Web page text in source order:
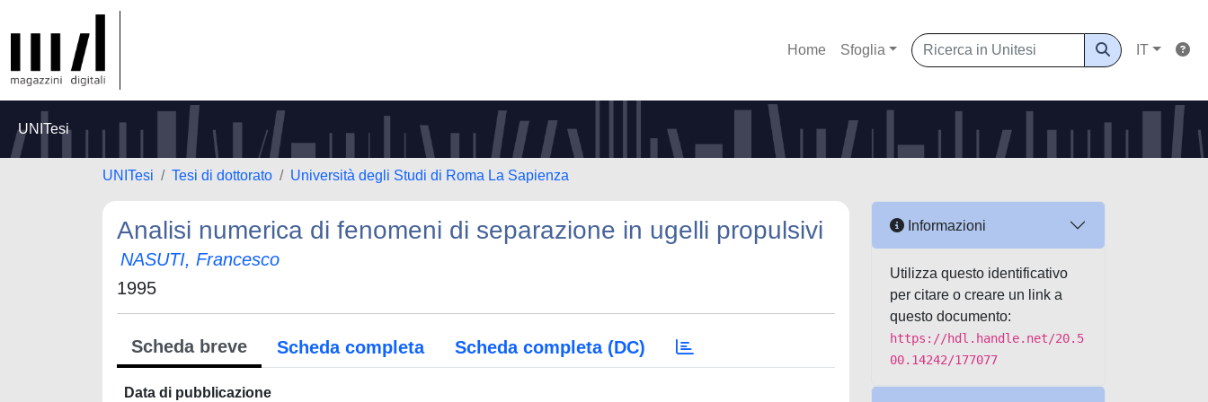
Home Sfoglia IT
UNITesi
UNITesi Tesi di dottorato Università degli Studi di Roma La Sapienza
Analisi numerica di fenomeni di separazione in ugelli propulsivi
NASUTI, Francesco
1995
Scheda breve Scheda completa Scheda completa (DC)
Data di pubblicazione
Informazioni
Utilizza questo identificativo
per citare o creare un link a
questo documento:
https://hdl.handle.net/20.5
00.14242/177077